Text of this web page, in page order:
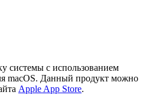
системы с использованием
macOS. Данный продукт можно
Apple App Store.